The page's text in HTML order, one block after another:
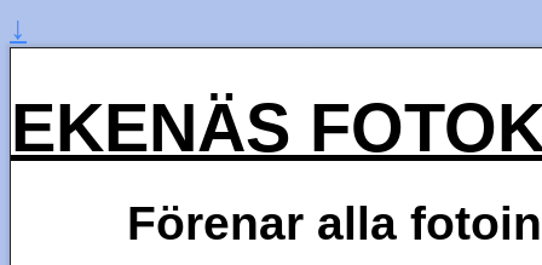
↓
EKENÄS
Förenar alla